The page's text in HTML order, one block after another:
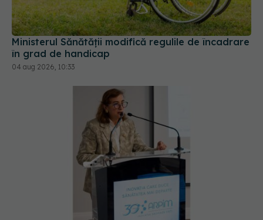
Ministerul Sănătății modifică regulile de încadrare
în grad de handicap
04 aug 2026, 10:33